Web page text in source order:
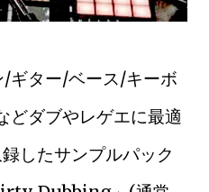
/ギター/ベース/キーボ
どダブやレゲエに最適
したサンプルパック